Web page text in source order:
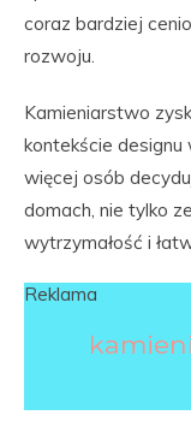
coraz bardziej
rozwoju.
Kamieniarstwo
kontekście
więcej osób
domach, nie tylko
wytrzymałość i
Reklama